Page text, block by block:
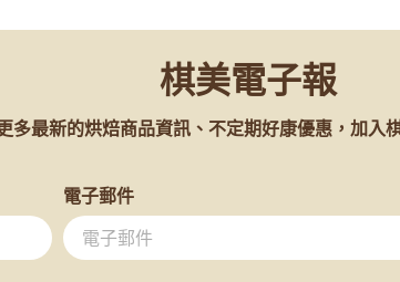
棋美電子報
多最新的烘焙商品資訊、不定期好康優惠，加入
電子郵件